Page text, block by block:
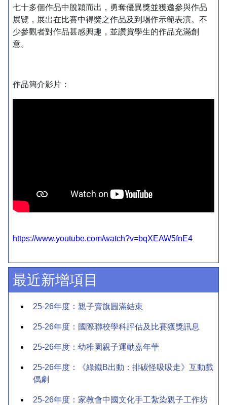
七十多個作品中脫穎而出，勇奪優異獎並獲邀參與作品
展覽，展出在比賽中得獎之作品及到埸作示範表演。不
少參觀者對作品甚感興趣，並讚賞學生的作品充滿創
意。
作品簡介影片：
https://www.youtube.com/watch?v=bqXEAW5fnE4
最近新增項目
25-26年度：親子賣旗圓滿結束
25-26年度：國際聯校學科評估及比賽獲獎訊息
25-26年度：幼稚園親子運動嘉年華
25-26年度：《綠鐵B出動：排碳怪吸吸走》互動戲
偶劇
25-26年度：家教會中國文化手工紮染親子工作坊